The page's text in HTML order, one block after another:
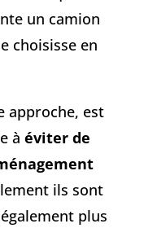
un camion
choisisse en
approche, est
à éviter de
ils sont
plus